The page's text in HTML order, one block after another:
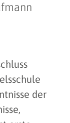
der